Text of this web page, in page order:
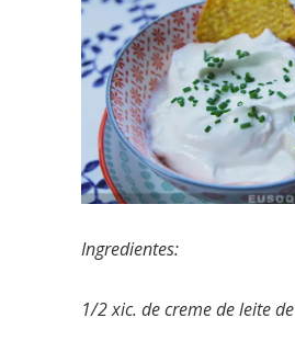
Ingredientes:
1/2 xic. de creme de leite